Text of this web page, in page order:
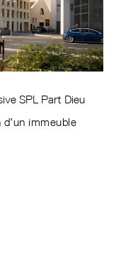
SPL Part Dieu
immeuble